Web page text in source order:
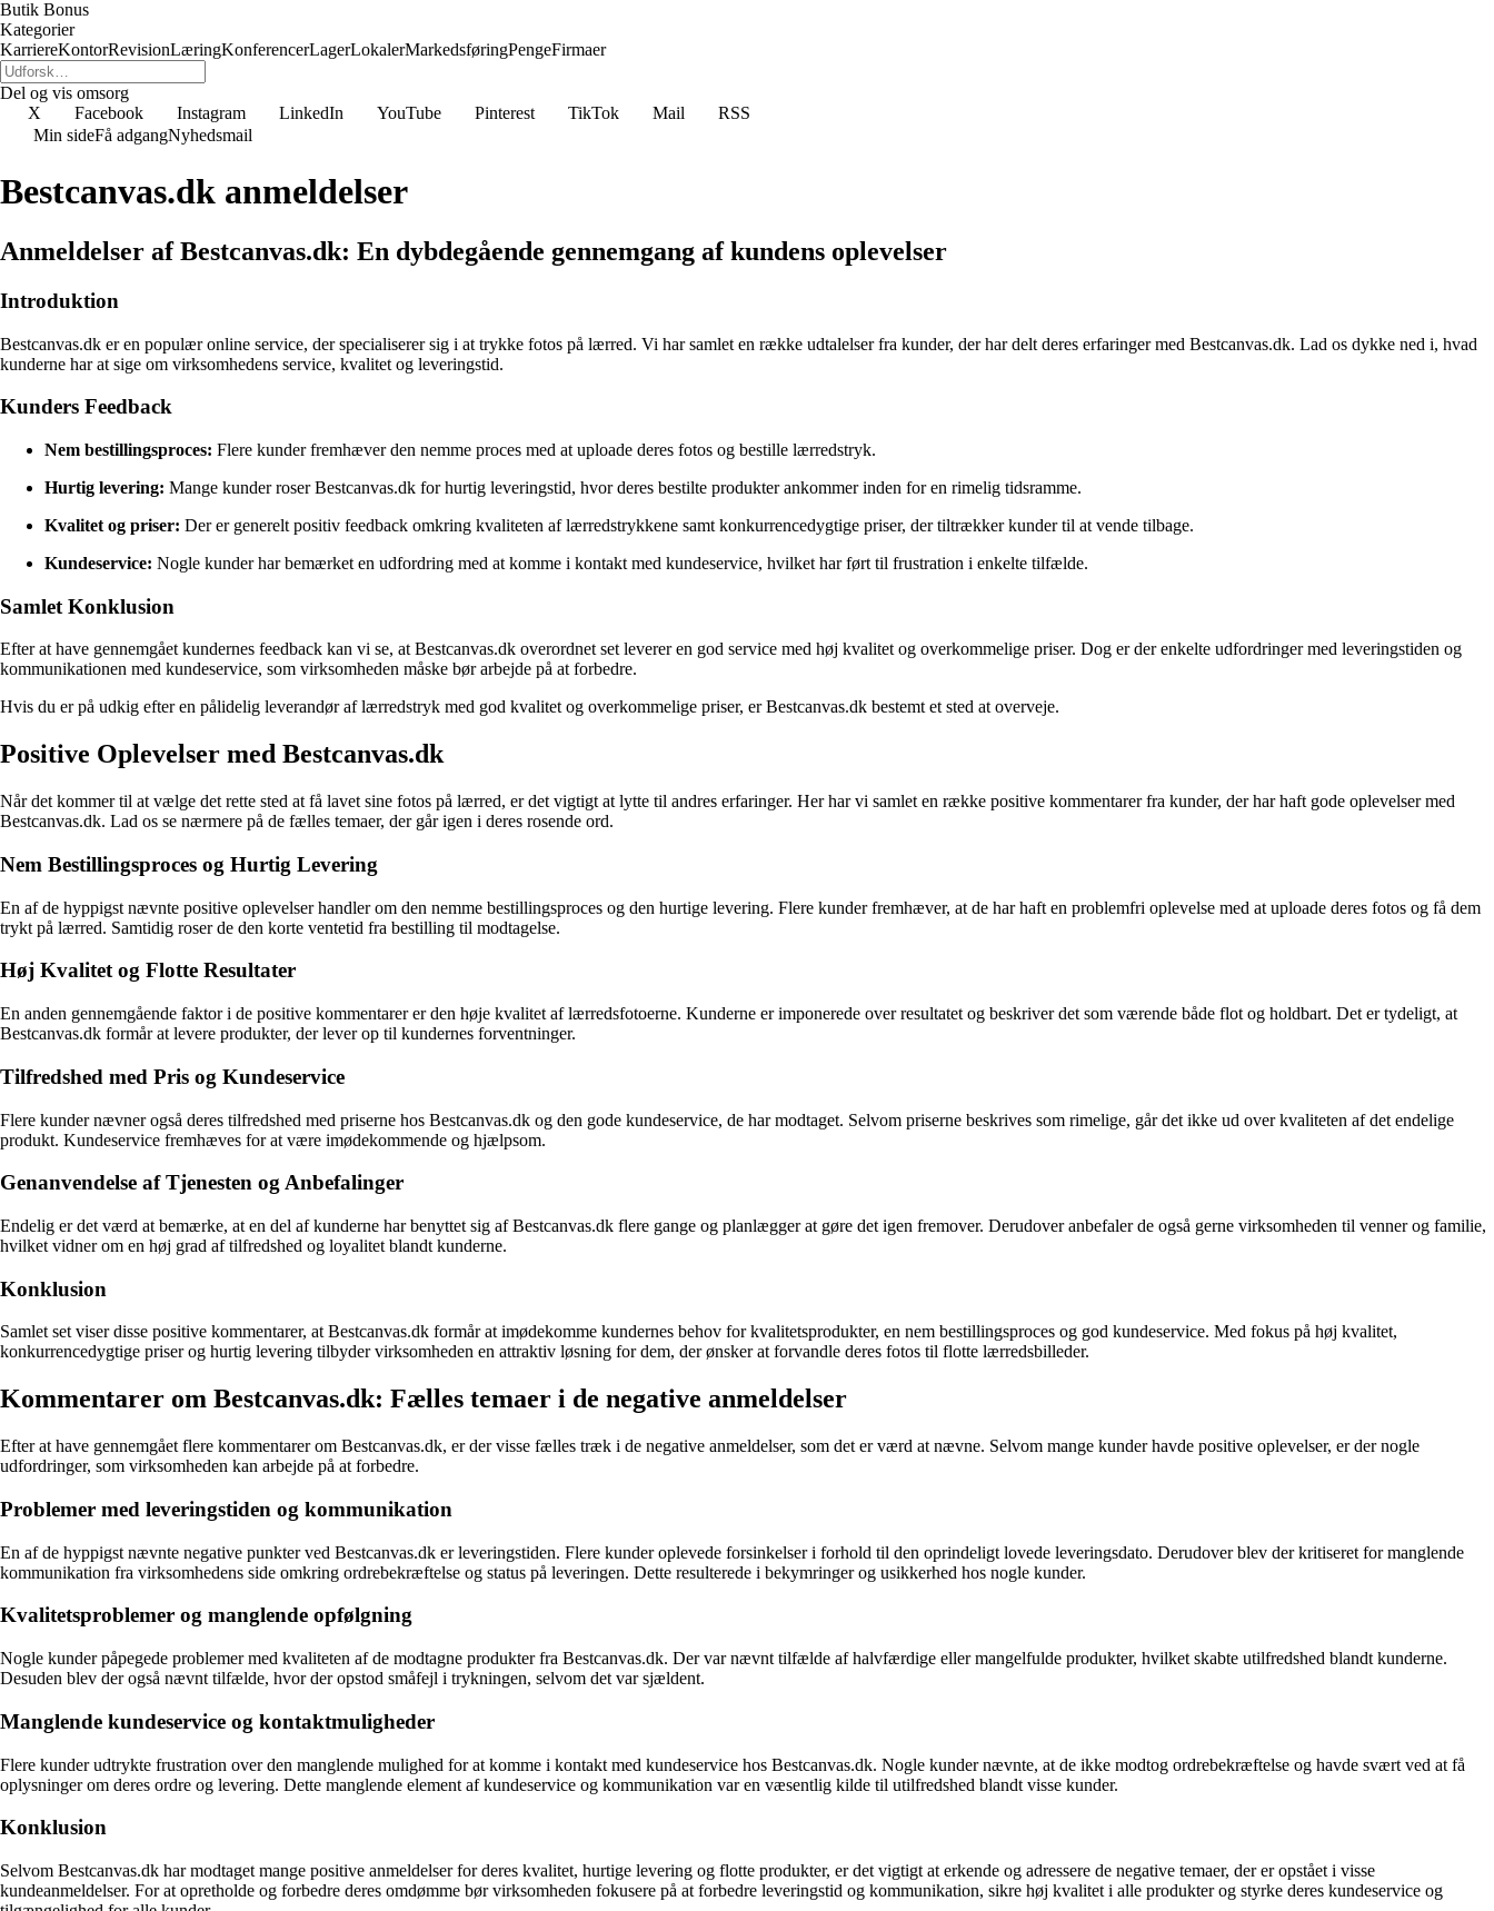
Butik Bonus
Kategorier
KarriereKontorRevisionLæringKonferencerLagerLokalerMarkedsføringPengeFirmaer
Del og vis omsorg
X
Facebook Instagram LinkedIn YouTube Pinterest TikTok Mail
RSS
Min sideFå adgangNyhedsmail
Bestcanvas.dk anmeldelser
Anmeldelser af Bestcanvas.dk: En dybdegående gennemgang af kundens oplevelser
Introduktion
Bestcanvas.dk er en populær online service, der specialiserer sig i at trykke fotos på lærred. Vi har samlet en række udtalelser fra kunder, der har delt deres erfaringer med Bestcanvas.dk. Lad os dykke ned i, hvad
kunderne har at sige om virksomhedens service, kvalitet og leveringstid.
Kunders Feedback
Nem bestillingsproces: Flere kunder fremhæver den nemme proces med at uploade deres fotos og bestille lærredstryk.
Hurtig levering: Mange kunder roser Bestcanvas.dk for hurtig leveringstid, hvor deres bestilte produkter ankommer inden for en rimelig tidsramme.
Kvalitet og priser: Der er generelt positiv feedback omkring kvaliteten af lærredstrykkene samt konkurrencedygtige priser, der tiltrækker kunder til at vende tilbage.
Kundeservice: Nogle kunder har bemærket en udfordring med at komme i kontakt med kundeservice, hvilket har ført til frustration i enkelte tilfælde.
Samlet Konklusion
Efter at have gennemgået kundernes feedback kan vi se, at Bestcanvas.dk overordnet set leverer en god service med høj kvalitet og overkommelige priser. Dog er der enkelte udfordringer med leveringstiden og
kommunikationen med kundeservice, som virksomheden måske bør arbejde på at forbedre.
Hvis du er på udkig efter en pålidelig leverandør af lærredstryk med god kvalitet og overkommelige priser, er Bestcanvas.dk bestemt et sted at overveje.
Positive Oplevelser med Bestcanvas.dk
Når det kommer til at vælge det rette sted at få lavet sine fotos på lærred, er det vigtigt at lytte til andres erfaringer. Her har vi samlet en række positive kommentarer fra kunder, der har haft gode oplevelser med
Bestcanvas.dk. Lad os se nærmere på de fælles temaer, der går igen i deres rosende ord.
Nem Bestillingsproces og Hurtig Levering
En af de hyppigst nævnte positive oplevelser handler om den nemme bestillingsproces og den hurtige levering. Flere kunder fremhæver, at de har haft en problemfri oplevelse med at uploade deres fotos og få dem
trykt på lærred. Samtidig roser de den korte ventetid fra bestilling til modtagelse.
Høj Kvalitet og Flotte Resultater
En anden gennemgående faktor i de positive kommentarer er den høje kvalitet af lærredsfotoerne. Kunderne er imponerede over resultatet og beskriver det som værende både flot og holdbart. Det er tydeligt, at
Bestcanvas.dk formår at levere produkter, der lever op til kundernes forventninger.
Tilfredshed med Pris og Kundeservice
Flere kunder nævner også deres tilfredshed med priserne hos Bestcanvas.dk og den gode kundeservice, de har modtaget. Selvom priserne beskrives som rimelige, går det ikke ud over kvaliteten af det endelige
produkt. Kundeservice fremhæves for at være imødekommende og hjælpsom.
Genanvendelse af Tjenesten og Anbefalinger
Endelig er det værd at bemærke, at en del af kunderne har benyttet sig af Bestcanvas.dk flere gange og planlægger at gøre det igen fremover. Derudover anbefaler de også gerne virksomheden til venner og familie,
hvilket vidner om en høj grad af tilfredshed og loyalitet blandt kunderne.
Konklusion
Samlet set viser disse positive kommentarer, at Bestcanvas.dk formår at imødekomme kundernes behov for kvalitetsprodukter, en nem bestillingsproces og god kundeservice. Med fokus på høj kvalitet,
konkurrencedygtige priser og hurtig levering tilbyder virksomheden en attraktiv løsning for dem, der ønsker at forvandle deres fotos til flotte lærredsbilleder.
Kommentarer om Bestcanvas.dk: Fælles temaer i de negative anmeldelser
Efter at have gennemgået flere kommentarer om Bestcanvas.dk, er der visse fælles træk i de negative anmeldelser, som det er værd at nævne. Selvom mange kunder havde positive oplevelser, er der nogle
udfordringer, som virksomheden kan arbejde på at forbedre.
Problemer med leveringstiden og kommunikation
En af de hyppigst nævnte negative punkter ved Bestcanvas.dk er leveringstiden. Flere kunder oplevede forsinkelser i forhold til den oprindeligt lovede leveringsdato. Derudover blev der kritiseret for manglende
kommunikation fra virksomhedens side omkring ordrebekræftelse og status på leveringen. Dette resulterede i bekymringer og usikkerhed hos nogle kunder.
Kvalitetsproblemer og manglende opfølgning
Nogle kunder påpegede problemer med kvaliteten af de modtagne produkter fra Bestcanvas.dk. Der var nævnt tilfælde af halvfærdige eller mangelfulde produkter, hvilket skabte utilfredshed blandt kunderne.
Desuden blev der også nævnt tilfælde, hvor der opstod småfejl i trykningen, selvom det var sjældent.
Manglende kundeservice og kontaktmuligheder
Flere kunder udtrykte frustration over den manglende mulighed for at komme i kontakt med kundeservice hos Bestcanvas.dk. Nogle kunder nævnte, at de ikke modtog ordrebekræftelse og havde svært ved at få
oplysninger om deres ordre og levering. Dette manglende element af kundeservice og kommunikation var en væsentlig kilde til utilfredshed blandt visse kunder.
Konklusion
Selvom Bestcanvas.dk har modtaget mange positive anmeldelser for deres kvalitet, hurtige levering og flotte produkter, er det vigtigt at erkende og adressere de negative temaer, der er opstået i visse
kundeanmeldelser. For at opretholde og forbedre deres omdømme bør virksomheden fokusere på at forbedre leveringstid og kommunikation, sikre høj kvalitet i alle produkter og styrke deres kundeservice og